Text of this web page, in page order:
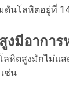
นโลหิตอยู่ที่
มีอาการ
หิตสูงมักไม่แ
ช่น